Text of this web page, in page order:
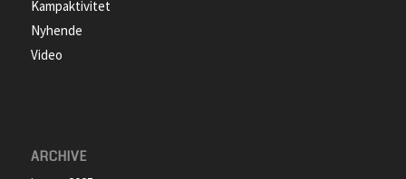
Kampaktivitet
Nyhende
Video
ARCHIVE